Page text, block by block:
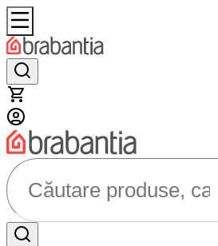
Căutare produse, categorii...